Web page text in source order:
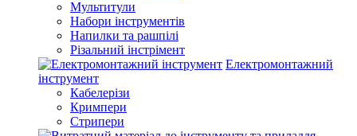
Мультитули
Набори інструментів
Напилки та рашпілі
Різальний інстрімент
Електромонтажний
інструмент
Кабелерізи
Кримпери
Стрипери